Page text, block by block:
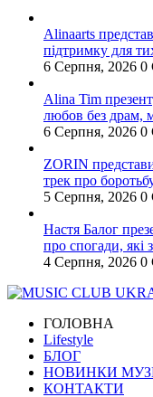
Alinaarts
підтримку для
6 Серпня, 2026 0
Alina Tim
любов без драм,
6 Серпня, 2026 0
ZORIN
трек про
5 Серпня, 2026 0
Настя Балог
про спогади, які
4 Серпня, 2026 0
ГОЛОВНА
Lifestyle
БЛОГ
НОВИНКИ
КОНТАКТИ